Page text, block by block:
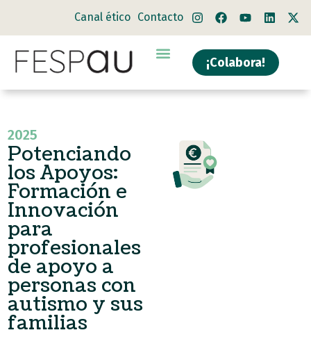
Canal ético Contacto
¡Colabora!
2025
Potenciando
los Apoyos:
Formación e
Innovación
para
profesionales
de apoyo a
personas con
autismo y sus
familias